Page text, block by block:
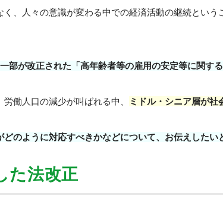
、人々の意識が変わる中での経済活動の継続とい
部が改正された「高年齢者等の雇用の安定等に関す
働人口の減少が叫ばれる中、
ミドル・シニア層が社
のように対応すべきかなどについて、お伝えしたい
た法改正